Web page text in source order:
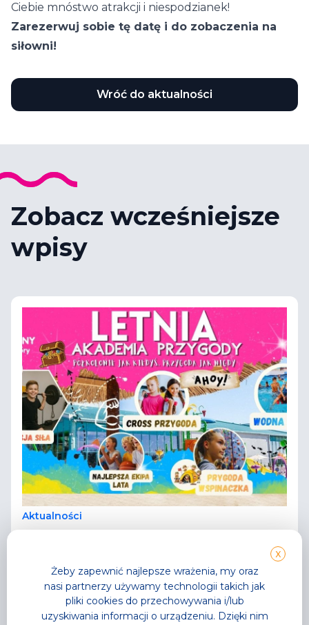
Ciebie mnóstwo atrakcji i niespodzianek!
Zarezerwuj sobie tę datę i do zobaczenia na
siłowni!
Wróć do aktualności
Zobacz wcześniejsze
wpisy
Aktualności
Przeczytaj
X
Żeby zapewnić najlepsze wrażenia, my oraz
nasi partnerzy używamy technologii takich jak
pliki cookies do przechowywania i/lub
uzyskiwania informacji o urządzeniu. Dzięki nim